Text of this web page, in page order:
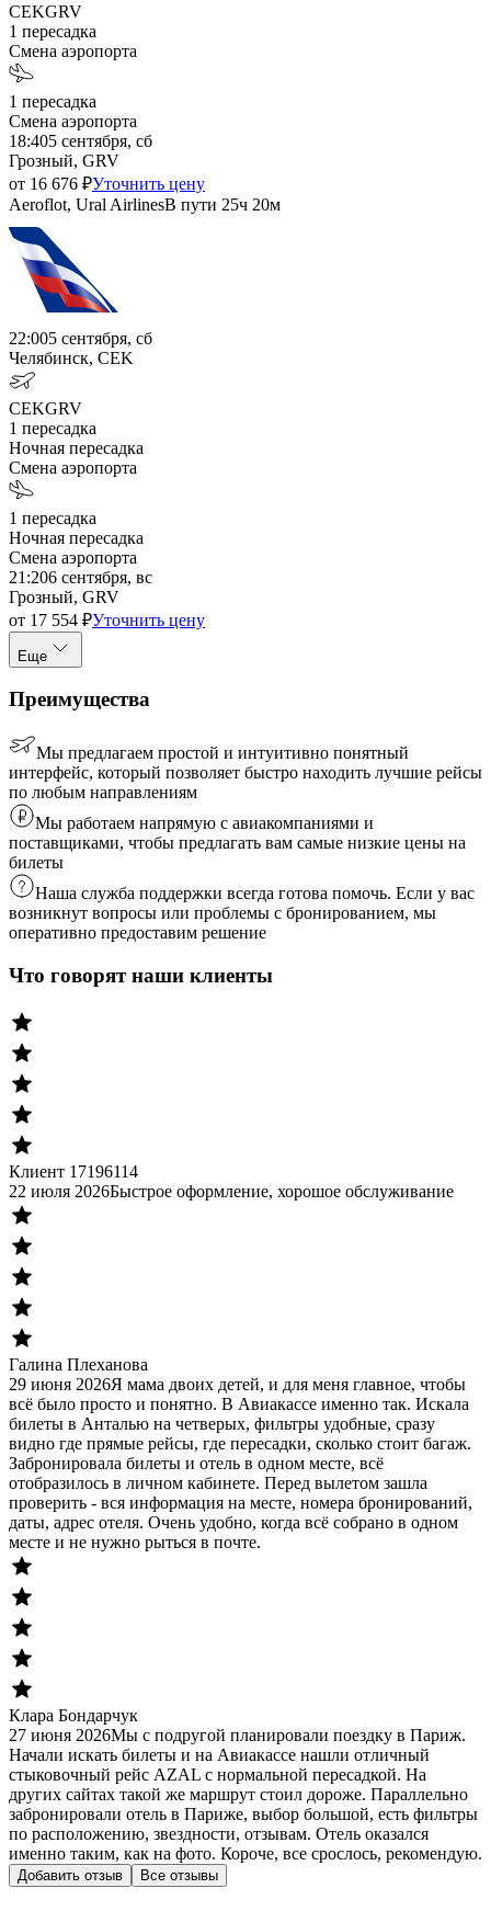
CEKGRV
1 пересадка
Смена аэропорта
1 пересадка
Смена аэропорта
18:405 сентября, сб
Грозный, GRV
от 16 676 ₽Уточнить цену
Aeroflot, Ural AirlinesВ пути 25ч 20м
22:005 сентября, сб
Челябинск, CEK
CEKGRV
1 пересадка
Ночная пересадка
Смена аэропорта
1 пересадка
Ночная пересадка
Смена аэропорта
21:206 сентября, вс
Грозный, GRV
от 17 554 ₽Уточнить цену
Еще
Преимущества
Мы предлагаем простой и интуитивно понятный
интерфейс, который позволяет быстро находить лучшие рейсы
по любым направлениям
Мы работаем напрямую с авиакомпаниями и
поставщиками, чтобы предлагать вам самые низкие цены на
билеты
Наша служба поддержки всегда готова помочь. Если у вас
возникнут вопросы или проблемы с бронированием, мы
оперативно предоставим решение
Что говорят наши клиенты
Клиент 17196114
22 июля 2026Быстрое оформление, хорошое обслуживание
Галина Плеханова
29 июня 2026Я мама двоих детей, и для меня главное, чтобы
всё было просто и понятно. В Авиакассе именно так. Искала
билеты в Анталью на четверых, фильтры удобные, сразу
видно где прямые рейсы, где пересадки, сколько стоит багаж.
Забронировала билеты и отель в одном месте, всё
отобразилось в личном кабинете. Перед вылетом зашла
проверить - вся информация на месте, номера бронирований,
даты, адрес отеля. Очень удобно, когда всё собрано в одном
месте и не нужно рыться в почте.
Клара Бондарчук
27 июня 2026Мы с подругой планировали поездку в Париж.
Начали искать билеты и на Авиакассе нашли отличный
стыковочный рейс AZAL с нормальной пересадкой. На
других сайтах такой же маршрут стоил дороже. Параллельно
забронировали отель в Париже, выбор большой, есть фильтры
по расположению, звездности, отзывам. Отель оказался
именно таким, как на фото. Короче, все срослось, рекомендую.
Добавить отзыв Все отзывы